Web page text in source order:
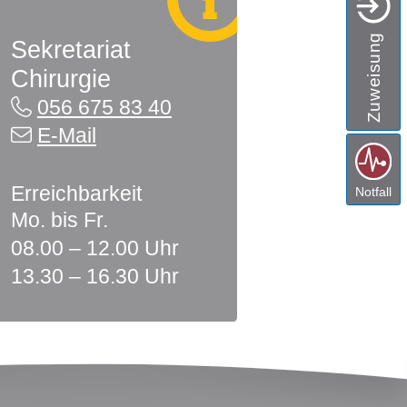
Zuweisung
Notfall
Kontakt
Sekretariat
Chirurgie
056 675 83 40
E-Mail
Erreichbarkeit
Mo. bis Fr.
08.00 – 12.00 Uhr
13.30 – 16.30 Uhr